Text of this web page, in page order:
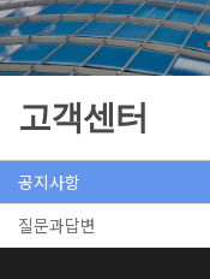
고객센터
공지사항
질문과답변